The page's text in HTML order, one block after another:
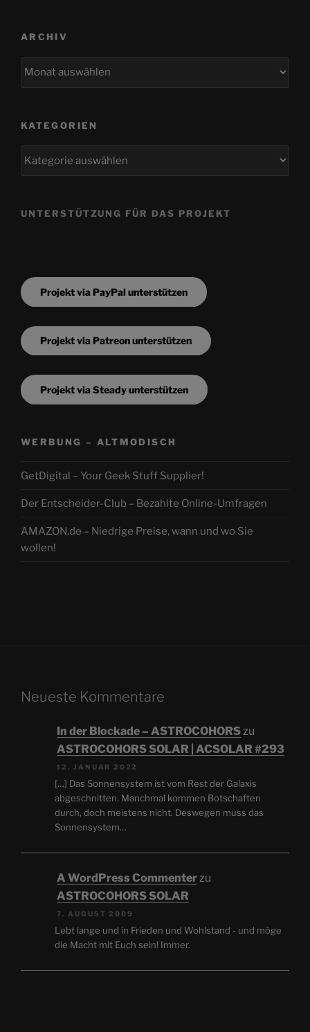
ARCHIV
KATEGORIEN
UNTERSTÜTZUNG FÜR DAS PROJEKT
Projekt via PayPal unterstützen
Projekt via Patreon unterstützen
Projekt via Steady unterstützen
WERBUNG – ALTMODISCH
GetDigital – Your Geek Stuff Supplier!
Der Entscheider-Club – Bezahlte Online-Umfragen
AMAZON.de – Niedrige Preise, wann und wo Sie
wollen!
Neueste Kommentare
In der Blockade – ASTROCOHORS zu
ASTROCOHORS SOLAR | ACSOLAR #293
12. JANUAR 2022
[…] Das Sonnensystem ist vom Rest der Galaxis
abgeschnitten. Manchmal kommen Botschaften
durch, doch meistens nicht. Deswegen muss das
Sonnensystem…
A WordPress Commenter zu
ASTROCOHORS SOLAR
7. AUGUST 2009
Lebt lange und in Frieden und Wohlstand - und möge
die Macht mit Euch sein! Immer.